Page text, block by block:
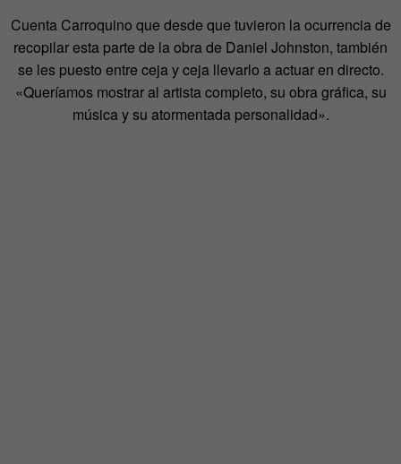
Cuenta Carroquino que desde que tuvieron la ocurrencia de
recopilar esta parte de la obra de Daniel Johnston, también
se les puesto entre ceja y ceja llevarlo a actuar en directo.
«Queríamos mostrar al artista completo, su obra gráfica, su
música y su atormentada personalidad».